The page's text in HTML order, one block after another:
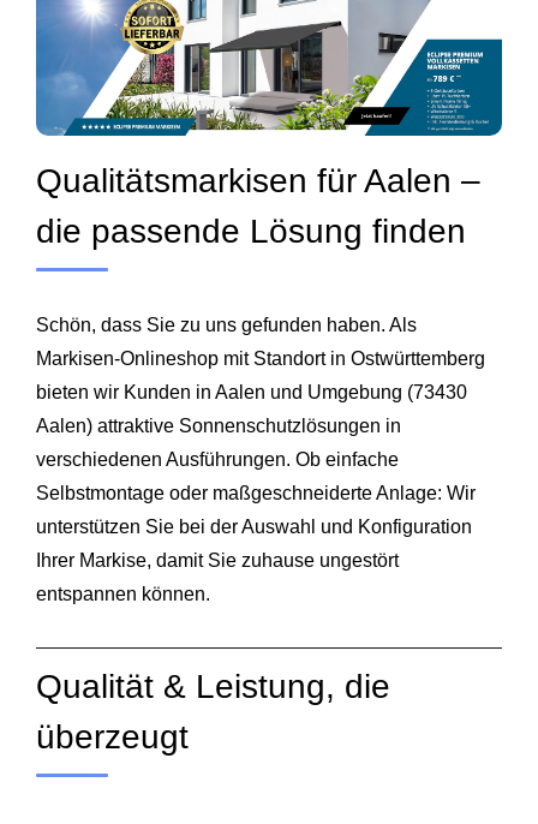
Qualitätsmarkisen für Aalen –
die passende Lösung finden
Schön, dass Sie zu uns gefunden haben. Als
Markisen-Onlineshop mit Standort in Ostwürttemberg
bieten wir Kunden in Aalen und Umgebung (73430
Aalen) attraktive Sonnenschutzlösungen in
verschiedenen Ausführungen. Ob einfache
Selbstmontage oder maßgeschneiderte Anlage: Wir
unterstützen Sie bei der Auswahl und Konfiguration
Ihrer Markise, damit Sie zuhause ungestört
entspannen können.
Qualität & Leistung, die
überzeugt